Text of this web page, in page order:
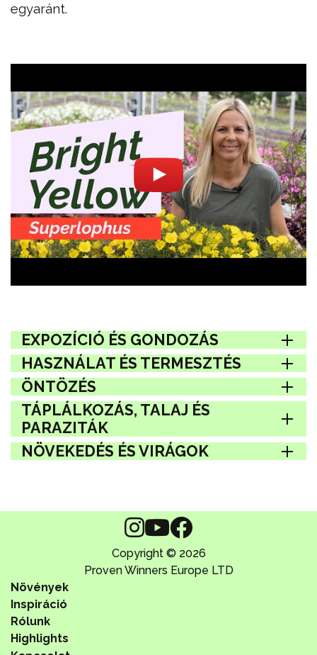
egyaránt.
EXPOZÍCIÓ ÉS GONDOZÁS
HASZNÁLAT ÉS TERMESZTÉS
ÖNTÖZÉS
TÁPLÁLKOZÁS, TALAJ ÉS
PARAZITÁK
NÖVEKEDÉS ÉS VIRÁGOK
Copyright © 2026
Proven Winners Europe LTD
Növények
Inspiráció
Rólunk
Highlights